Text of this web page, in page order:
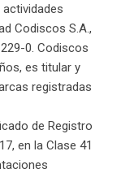
actividades
Codiscos S.A.,
0. Codiscos
es titular y
registradas
de Registro
en la Clase 41